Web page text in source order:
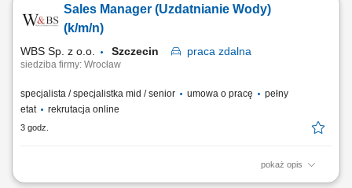
Sales Manager (Uzdatnianie Wody)
(k/m/n)
WBS Sp. z o.o. Szczecin praca zdalna
siedziba firmy: Wrocław
specjalista / specjalistka mid / senior umowa o pracę
pełny
etat
rekrutacja online
3 godz.
pokaż opis
Opis stanowiska pracy/zadania: Aktywne pozyskiwanie nowych klientów